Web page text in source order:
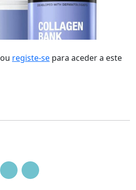
ou registe-se para aceder a este